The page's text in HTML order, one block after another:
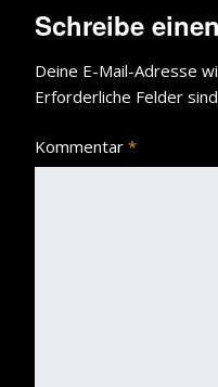
Schreibe
Deine E-Mail-Adresse
Erforderliche Felder
Kommentar *